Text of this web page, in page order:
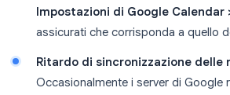
Impostazioni di Google Calendar
assicurati che corrisponda a quello
Ritardo di sincronizzazione delle
Occasionalmente i server di Google